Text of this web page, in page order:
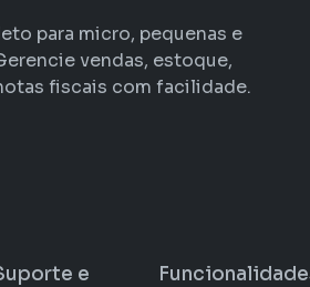
para micro, pequenas e
vendas, estoque,
fiscais com facilidade.
e